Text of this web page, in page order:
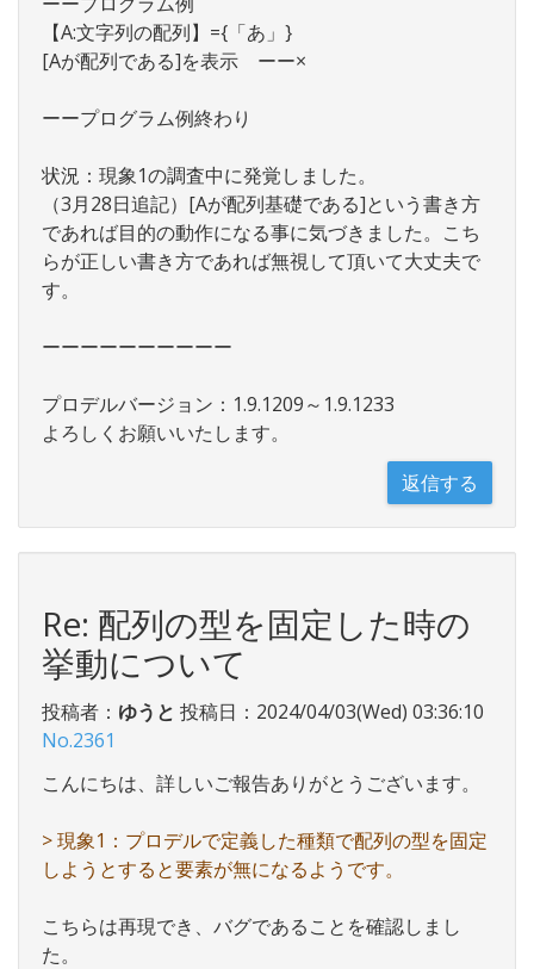
【A:文字列の配列】={「あ」}
[Aが配列である]を表示 ーー×
ーープログラム例終わり
状況：現象1の調査中に発覚しました。
（3月28日追記）[Aが配列基礎である]という書き方
であれば目的の動作になる事に気づきました。こち
らが正しい書き方であれば無視して頂いて大丈夫で
す。
ーーーーーーーーーー
プロデルバージョン：1.9.1209～1.9.1233
よろしくお願いいたします。
Re: 配列の型を固定した時の
挙動について
投稿者： ゆうと 投稿日：2024/04/03(Wed) 03:36:10
No.2361
こんにちは、詳しいご報告ありがとうございます。
> 現象1：プロデルで定義した種類で配列の型を固定
しようとすると要素が無になるようです。
こちらは再現でき、バグであることを確認しまし
た。